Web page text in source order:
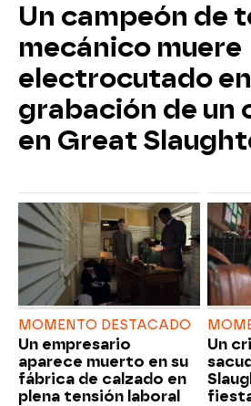
Un campeón de
mecánico muere
electrocutado
grabación de un
en Great
MOMENTO DESTACADO
Un empresario
aparece muerto en su
fábrica de calzado en
plena tensión laboral
Un